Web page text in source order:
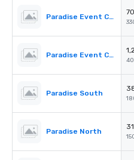
Paradise Event Center
Paradise Event Center Offices
40
Paradise South
Paradise North